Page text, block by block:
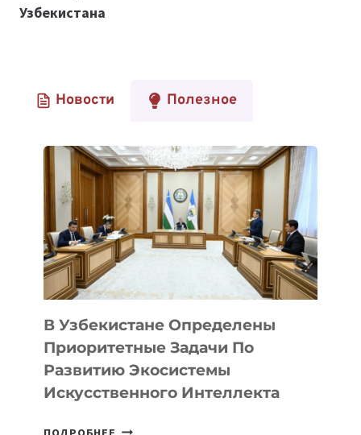
Узбекистана
Новости Полезное
В Узбекистане Определены
Приоритетные Задачи По
Развитию Экосистемы
Искусственного Интеллекта
В